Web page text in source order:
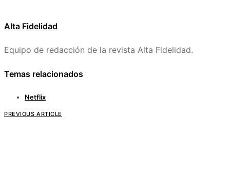
Alta Fidelidad
Equipo de redacción de la revista Alta Fidelidad.
Temas relacionados
Netflix
PREVIOUS ARTICLE